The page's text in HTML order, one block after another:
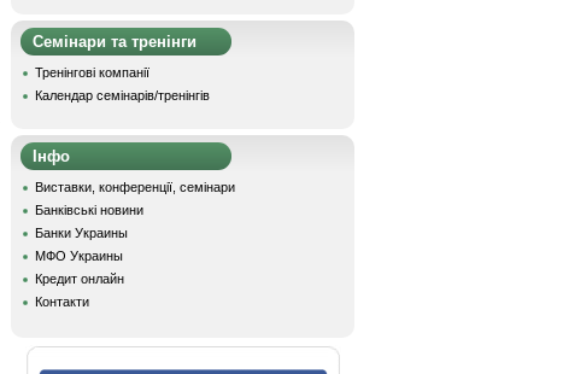
Семінари та тренінги
Тренінгові компанії
Календар семінарів/тренінгів
Інфо
Виставки, конференції, семінари
Банківські новини
Банки Украины
МФО Украины
Кредит онлайн
Контакти